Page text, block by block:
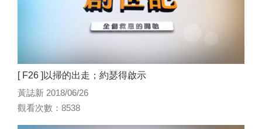
[ F26 ]以掃的出走；約瑟得啟示
黃誌新 2018/06/26
觀看次數：8538